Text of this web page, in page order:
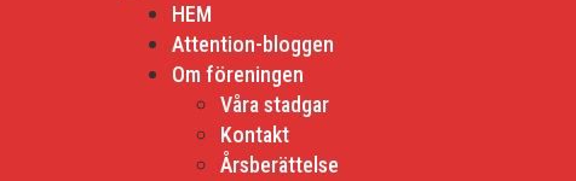
HEM
Attention-bloggen
Om föreningen
Våra stadgar
Kontakt
Årsberättelse